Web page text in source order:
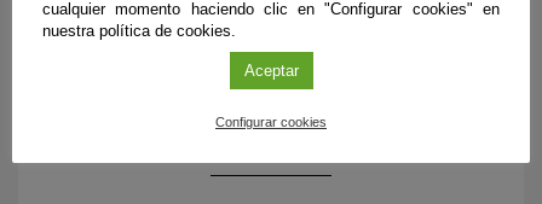
Se trata, pues, de un proyecto colectivo, de largo recorrido
y que ha conducido a resultados variados y de prestigio
que siguen siendo útiles y algunos de los cuales se hallan
aún en pleno crecimiento.
cualquier momento haciendo clic en "Configurar cookies" en
nuestra política de cookies.
Aceptar
Configurar cookies